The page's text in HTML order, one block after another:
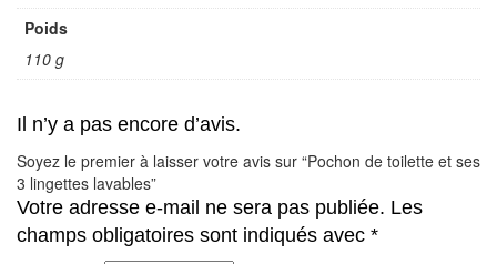
Poids
110 g
Il n’y a pas encore d’avis.
Soyez le premier à laisser votre avis sur “Pochon de toilette et ses
3 lingettes lavables”
Votre adresse e-mail ne sera pas publiée. Les
champs obligatoires sont indiqués avec *